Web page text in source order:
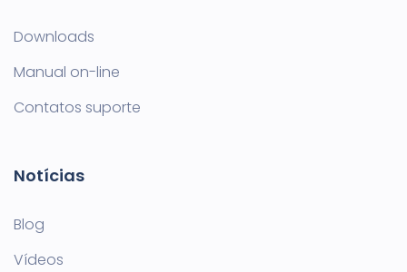
Downloads
Manual on-line
Contatos suporte
Notícias
Blog
Vídeos